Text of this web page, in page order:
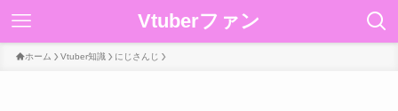
Vtuberファン
ホーム Vtuber知識 にじさんじ